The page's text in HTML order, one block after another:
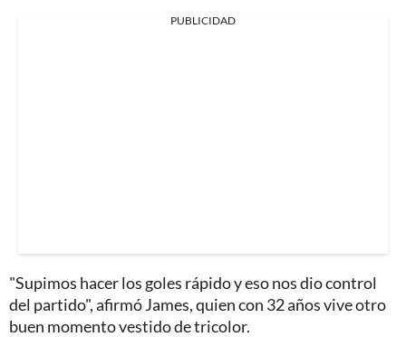
PUBLICIDAD
"Supimos hacer los goles rápido y eso nos dio control
del partido", afirmó James, quien con 32 años vive otro
buen momento vestido de tricolor.